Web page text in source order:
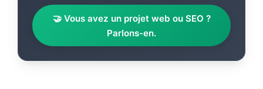
🤝 Vous avez un projet web ou SEO ?
Parlons-en.